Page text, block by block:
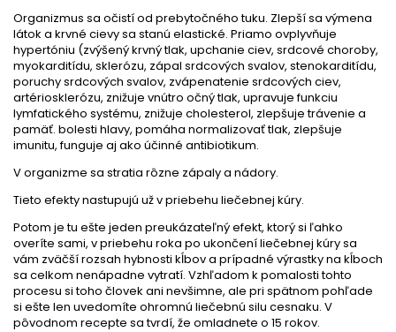
Organizmus sa očistí od prebytočného tuku. Zlepší sa výmena
látok a krvné cievy sa stanú elastické. Priamo ovplyvňuje
hypertóniu (zvýšený krvný tlak, upchanie ciev, srdcové choroby,
myokarditídu, sklerózu, zápal srdcových svalov, stenokarditídu,
poruchy srdcových svalov, zvápenatenie srdcových ciev,
artériosklerózu, znižuje vnútro očný tlak, upravuje funkciu
lymfatického systému, znižuje cholesterol, zlepšuje trávenie a
pamäť. bolesti hlavy, pomáha normalizovať tlak, zlepšuje
imunitu, funguje aj ako účinné antibiotikum.
V organizme sa stratia rôzne zápaly a nádory.
Tieto efekty nastupujú už v priebehu liečebnej kúry.
Potom je tu ešte jeden preukázateľný efekt, ktorý si ľahko
overíte sami, v priebehu roka po ukončení liečebnej kúry sa
vám zväčší rozsah hybnosti kĺbov a prípadné výrastky na kĺboch
sa celkom nenápadne vytratí. Vzhľadom k pomalosti tohto
procesu si toho človek ani nevšimne, ale pri spätnom pohľade
si ešte len uvedomíte ohromnú liečebnú silu cesnaku. V
pôvodnom recepte sa tvrdí, že omladnete o 15 rokov.